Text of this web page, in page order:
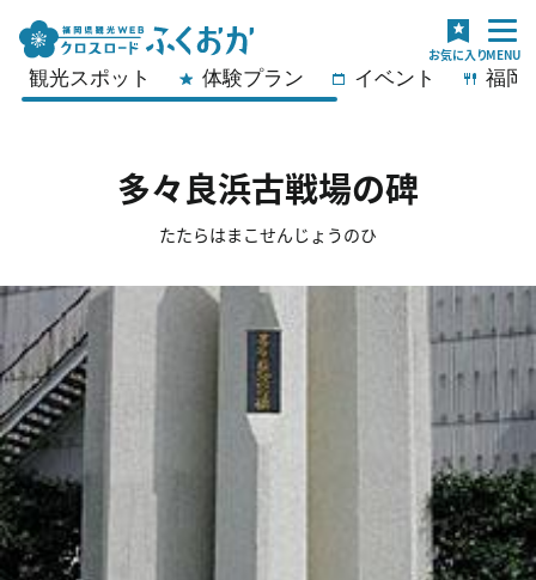
観光スポット 体験プラン イベント 福岡
多々良浜古戦場の碑
たたらはまこせんじょうのひ